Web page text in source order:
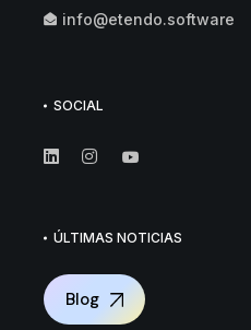
info@etendo.software
SOCIAL
ÚLTIMAS NOTICIAS
Blog